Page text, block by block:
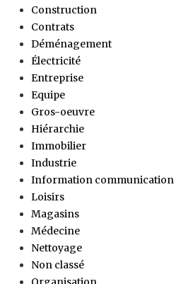
Construction
Contrats
Déménagement
Électricité
Entreprise
Equipe
Gros-oeuvre
Hiérarchie
Immobilier
Industrie
Information communication
Loisirs
Magasins
Médecine
Nettoyage
Non classé